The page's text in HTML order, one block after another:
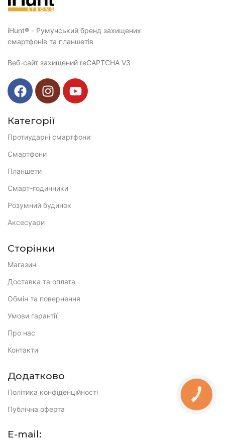
iHunt® - Румунський бренд захищених
смартфонів та планшетів
Веб-сайт захищений reCAPTCHA V3
Категорії
Протиударні смартфони
Смартфони
Планшети
Смарт-годинники
Розумний будинок
Аксесуари
Сторінки
Магазин
Доставка та оплата
Обмін та повернення
Умови гарантії
Про нас
Контакти
Додатково
Політика конфіденційності
Публічна оферта
E-mail:
КНОПКА
ЗВ'ЯЗКУ